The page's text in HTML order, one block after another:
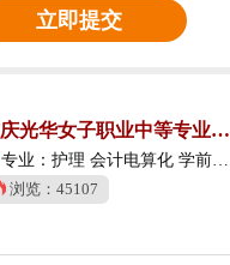
立即提交
重庆光华女子职业中等专业学校
专业：护理 会计电算化 学前教育
浏览：45107